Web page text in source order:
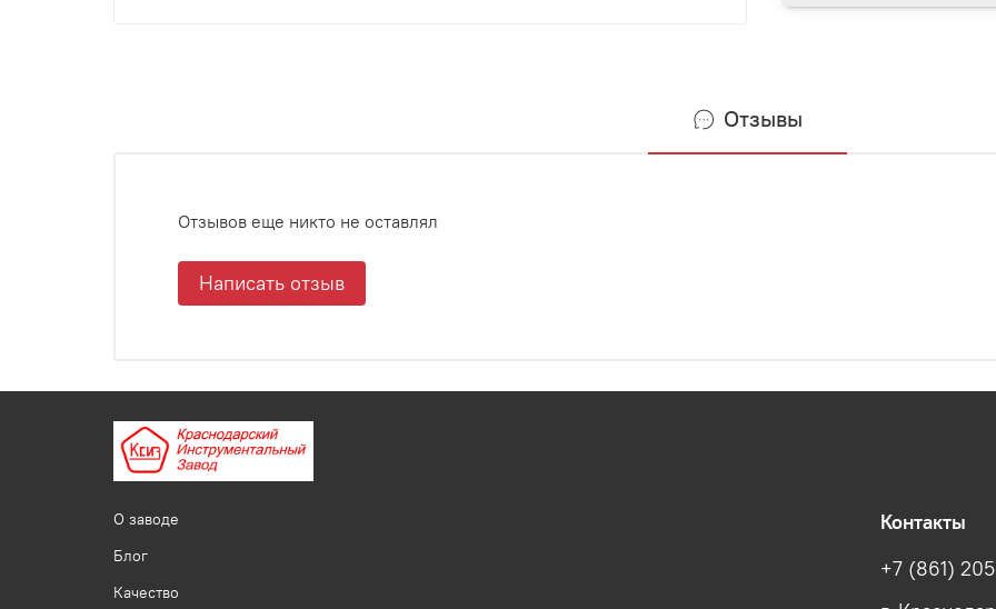
Отзывы
Отзывов еще никто не оставлял
Написать отзыв
О заводе
Блог
Качество
Контакты
+7 (861)